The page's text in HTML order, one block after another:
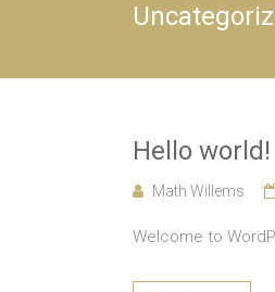
Hello world!
Math Willems
Welcome to